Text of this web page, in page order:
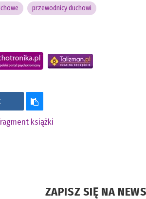
przewodnicy duchowi
książki
ZAPISZ SIĘ NA